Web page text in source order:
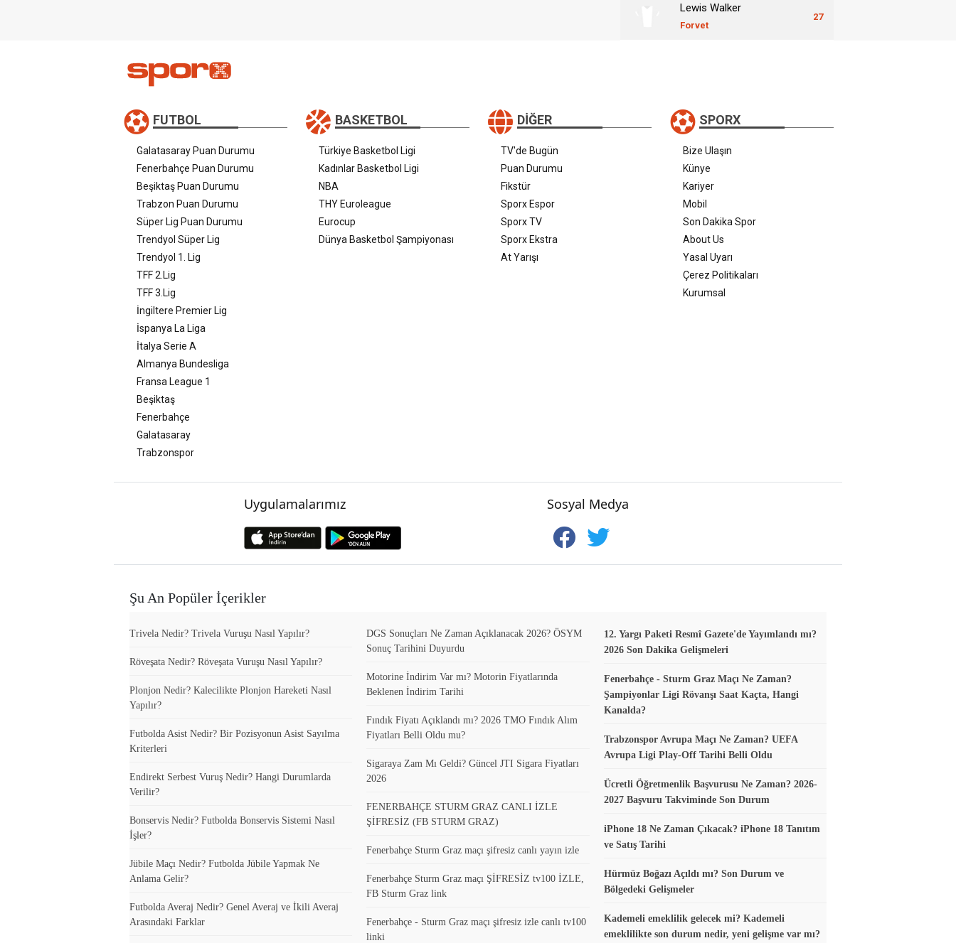
Lewis Walker
Forvet
27
FUTBOL
Galatasaray Puan Durumu
Fenerbahçe Puan Durumu
Beşiktaş Puan Durumu
Trabzon Puan Durumu
Süper Lig Puan Durumu
Trendyol Süper Lig
Trendyol 1. Lig
TFF 2.Lig
TFF 3.Lig
İngiltere Premier Lig
İspanya La Liga
İtalya Serie A
Almanya Bundesliga
Fransa League 1
Beşiktaş
Fenerbahçe
Galatasaray
Trabzonspor
BASKETBOL
Türkiye Basketbol Ligi
Kadınlar Basketbol Ligi
NBA
THY Euroleague
Eurocup
Dünya Basketbol Şampiyonası
DIĞER
TV'de Bugün
Puan Durumu
Fikstür
Sporx Espor
Sporx TV
Sporx Ekstra
At Yarışı
SPORX
Bize Ulaşın
Künye
Kariyer
Mobil
Son Dakika Spor
About Us
Yasal Uyarı
Çerez Politikaları
Kurumsal
Uygulamalarımız Sosyal Medya
Şu An Popüler İçerikler
Trivela Nedir? Trivela Vuruşu Nasıl Yapılır?
Röveşata Nedir? Röveşata Vuruşu Nasıl Yapılır?
Plonjon Nedir? Kalecilikte Plonjon Hareketi Nasıl
Yapılır?
Futbolda Asist Nedir? Bir Pozisyonun Asist Sayılma
Kriterleri
Endirekt Serbest Vuruş Nedir? Hangi Durumlarda
Verilir?
Bonservis Nedir? Futbolda Bonservis Sistemi Nasıl
İşler?
Jübile Maçı Nedir? Futbolda Jübile Yapmak Ne
Anlama Gelir?
Futbolda Averaj Nedir? Genel Averaj ve İkili Averaj
Arasındaki Farklar
DGS Sonuçları Ne Zaman Açıklanacak 2026? ÖSYM
Sonuç Tarihini Duyurdu
Motorine İndirim Var mı? Motorin Fiyatlarında
Beklenen İndirim Tarihi
Fındık Fiyatı Açıklandı mı? 2026 TMO Fındık Alım
Fiyatları Belli Oldu mu?
Sigaraya Zam Mı Geldi? Güncel JTI Sigara Fiyatları
2026
FENERBAHÇE STURM GRAZ CANLI İZLE
ŞİFRESİZ (FB STURM GRAZ)
Fenerbahçe Sturm Graz maçı şifresiz canlı yayın izle
Fenerbahçe Sturm Graz maçı ŞİFRESİZ tv100 İZLE,
FB Sturm Graz link
Fenerbahçe - Sturm Graz maçı şifresiz izle canlı tv100
linki
12. Yargı Paketi Resmî Gazete'de Yayımlandı mı?
2026 Son Dakika Gelişmeleri
Fenerbahçe - Sturm Graz Maçı Ne Zaman?
Şampiyonlar Ligi Rövanşı Saat Kaçta, Hangi
Kanalda?
Trabzonspor Avrupa Maçı Ne Zaman? UEFA
Avrupa Ligi Play-Off Tarihi Belli Oldu
Ücretli Öğretmenlik Başvurusu Ne Zaman? 2026-
2027 Başvuru Takviminde Son Durum
iPhone 18 Ne Zaman Çıkacak? iPhone 18 Tanıtım
ve Satış Tarihi
Hürmüz Boğazı Açıldı mı? Son Durum ve
Bölgedeki Gelişmeler
Kademeli emeklilik gelecek mi? Kademeli
emeklilikte son durum nedir, yeni gelişme var mı?